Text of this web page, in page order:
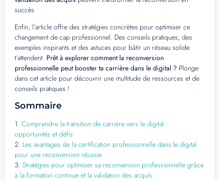
succès.
Enfin, l’article offre des stratégies concrètes pour optimiser ce
changement de cap professionnel. Des conseils pratiques, des
exemples inspirants et des astuces pour bâtir un réseau solide
t’attendent. Prêt à explorer comment la reconversion
professionnelle peut booster ta carrière dans le digital ? Plonge
dans cet article pour découvrir une multitude de ressources et de
conseils pratiques !
Sommaire
1. Comprendre la transition de carrière vers le digital :
opportunités et défis
2. Les avantages de la certification professionnelle dans le digital
pour une reconversion réussie
3. Stratégies pour optimiser sa reconversion professionnelle grâce
à la formation continue et la validation des acquis